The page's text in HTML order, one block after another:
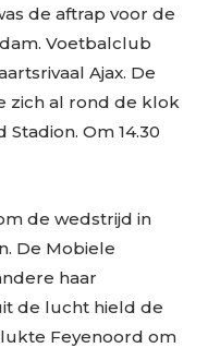
de aftrap voor de
Voetbalclub
Ajax. De
zich al rond de klok
Om 14.30
de wedstrijd in
De Mobiele
haar
de lucht hield de
Feyenoord om